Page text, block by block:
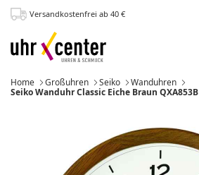
Hauptinhalt
Versandkostenfrei ab 40 €
Home Großuhren Seiko
Wanduhren
Momentan:
Seiko Wanduhr Classic Eiche Braun QXA853B